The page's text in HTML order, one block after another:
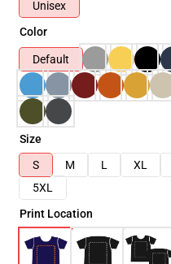
Unisex
Color
Default
Size
S
M L XL
5XL
Print Location